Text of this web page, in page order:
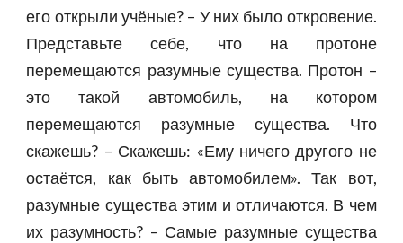
его открыли учёные? – У них было откровение.
Представьте себе, что на протоне
перемещаются разумные существа. Протон –
это такой автомобиль, на котором
перемещаются разумные существа. Что
скажешь? – Скажешь: «Ему ничего другого не
остаётся, как быть автомобилем». Так вот,
разумные существа этим и отличаются. В чем
их разумность? – Самые разумные существа